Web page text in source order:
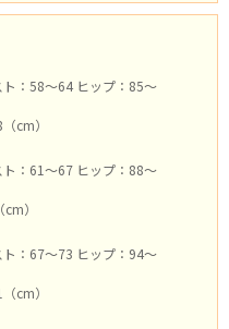
：58～64 ヒップ：85～
cm）
：61～67 ヒップ：88～
）
：67～73 ヒップ：94～
cm）